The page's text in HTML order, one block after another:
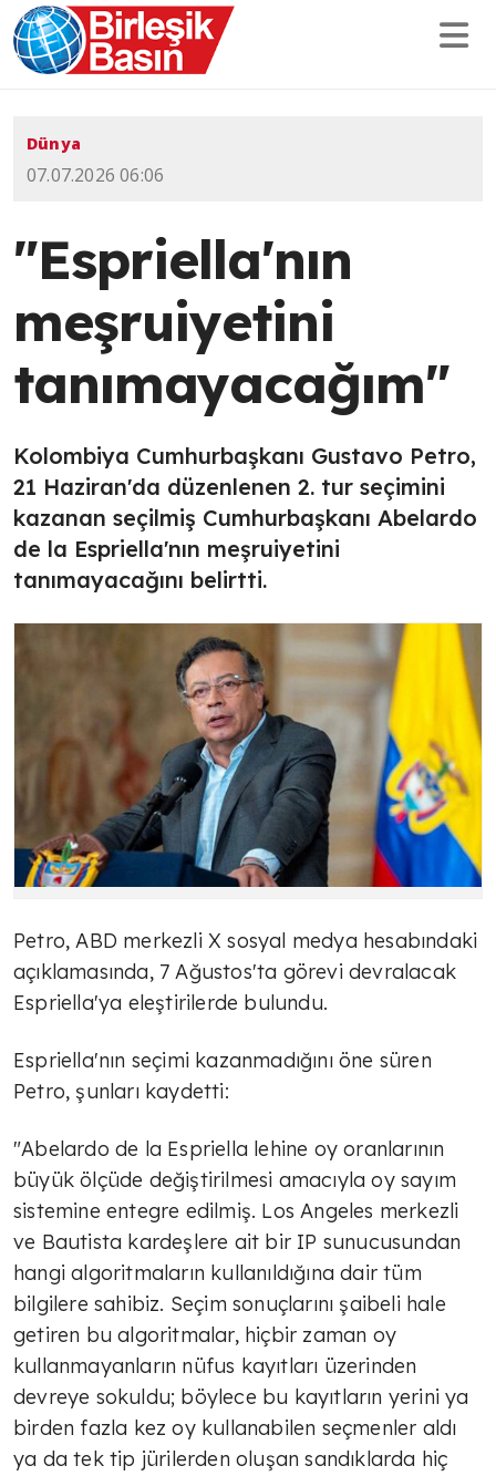
Dünya
07.07.2026 06:06
"Espriella'nın
meşruiyetini
tanımayacağım"
Kolombiya Cumhurbaşkanı Gustavo Petro,
21 Haziran'da düzenlenen 2. tur seçimini
kazanan seçilmiş Cumhurbaşkanı Abelardo
de la Espriella'nın meşruiyetini
tanımayacağını belirtti.
Petro, ABD merkezli X sosyal medya hesabındaki
açıklamasında, 7 Ağustos'ta görevi devralacak
Espriella'ya eleştirilerde bulundu.
Espriella'nın seçimi kazanmadığını öne süren
Petro, şunları kaydetti:
"Abelardo de la Espriella lehine oy oranlarının
büyük ölçüde değiştirilmesi amacıyla oy sayım
sistemine entegre edilmiş. Los Angeles merkezli
ve Bautista kardeşlere ait bir IP sunucusundan
hangi algoritmaların kullanıldığına dair tüm
bilgilere sahibiz. Seçim sonuçlarını şaibeli hale
getiren bu algoritmalar, hiçbir zaman oy
kullanmayanların nüfus kayıtları üzerinden
devreye sokuldu; böylece bu kayıtların yerini ya
birden fazla kez oy kullanabilen seçmenler aldı
ya da tek tip jürilerden oluşan sandıklarda hiç